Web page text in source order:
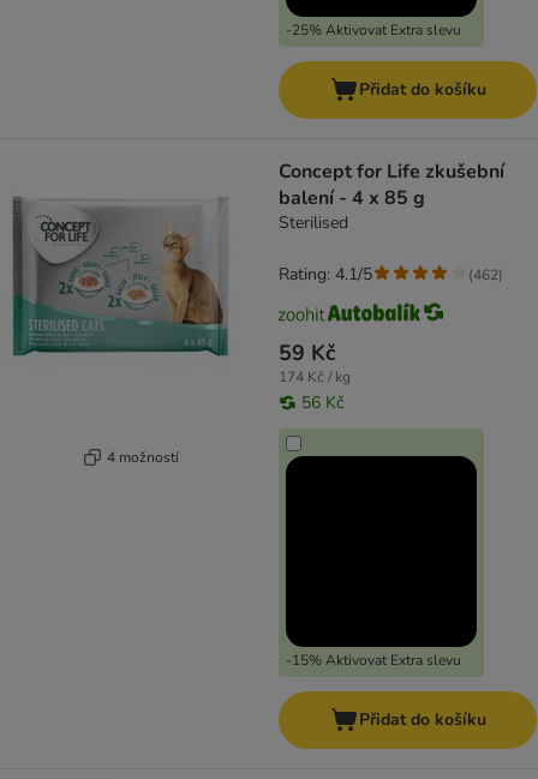
-25% Aktivovat Extra slevu
Přidat do košíku
4 možností
Concept for Life zkušební
balení - 4 x 85 g
Sterilised
59 Kč
174 Kč / kg
56 Kč
-15% Aktivovat Extra slevu
Rating: 4.1/5 (462)
Přidat do košíku